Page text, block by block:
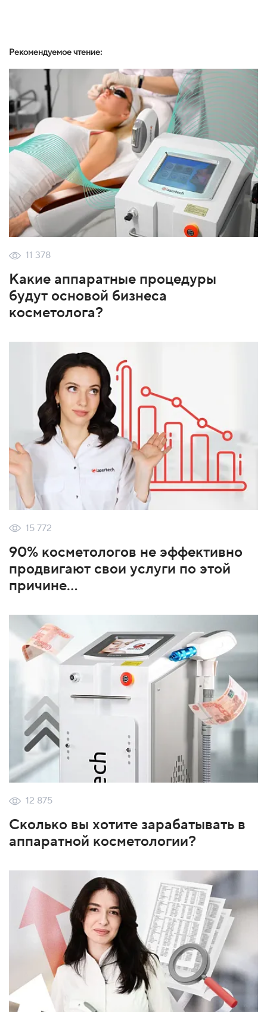
Рекомендуемое чтение:
11 378
Какие аппаратные процедуры
будут основой бизнеса
косметолога?
15 772
90% косметологов не эффективно
продвигают свои услуги по этой
причине...
12 875
Сколько вы хотите зарабатывать в
аппаратной косметологии?